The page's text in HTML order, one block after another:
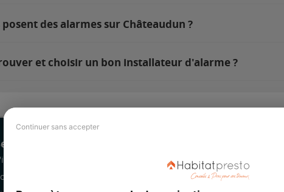
Continuer sans accepter
des alarmes sur Châteaudun ?
et choisir un bon installateur d'alarme ?
Pro
ça marche
Revue de presse